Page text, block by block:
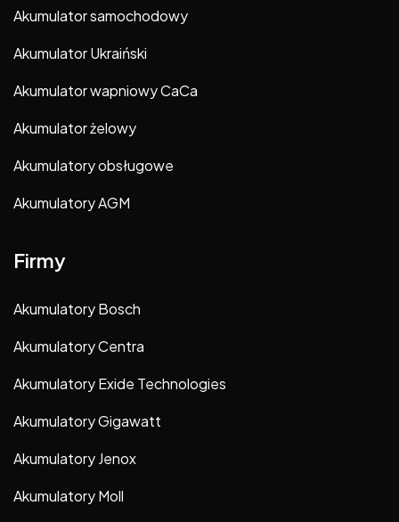
Akumulator samochodowy
Akumulator Ukraiński
Akumulator wapniowy CaCa
Akumulator żelowy
Akumulatory obsługowe
Akumulatory AGM
Firmy
Akumulatory Bosch
Akumulatory Centra
Akumulatory Exide Technologies
Akumulatory Gigawatt
Akumulatory Jenox
Akumulatory Moll